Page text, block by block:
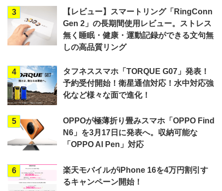
3
【レビュー】スマートリング「RingConn
Gen 2」の長期間使用レビュー。ストレス
無く睡眠・健康・運動記録ができる文句無
しの高品質リング
4
タフネススマホ「TORQUE G07」発表！
予約受付開始！衛星通信対応！水中対応強
化など様々な面で進化！
5
OPPOが極薄折り畳みスマホ「OPPO Find
N6」を3月17日に発表へ。収納可能な
「OPPO AI Pen」対応
6
楽天モバイルがiPhone 16を4万円割引す
るキャンペーン開始！